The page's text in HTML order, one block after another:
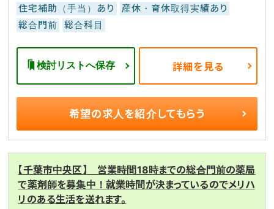
住宅補助（手当）あり
産休・育休取得実績あり
総合門前
総合科目
検討リストへ保存 詳細を見る
希望の求人を紹介してもらう
【千葉市中央区】 営業時間18時までの総合門前の薬局
で薬剤師を募集中！就業時間が決まっているのでメリハ
リのある生活を送れます。